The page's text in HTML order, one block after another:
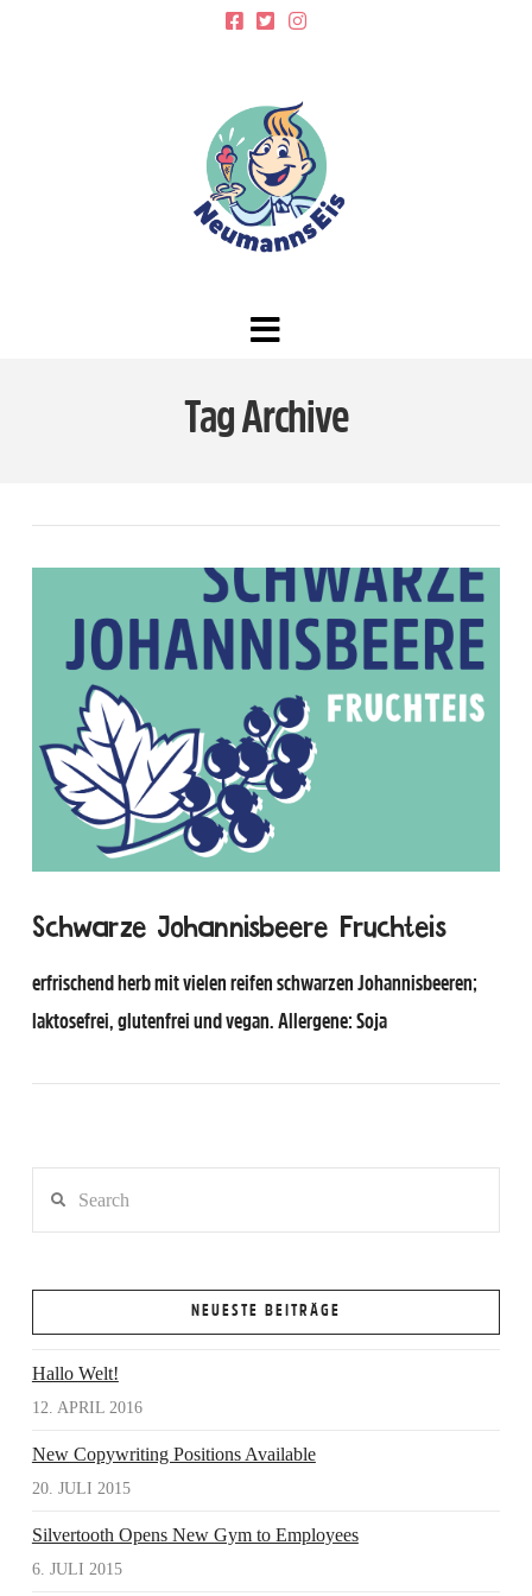
Navigation
Tag Archive
Schwarze Johannisbeere Fruchteis
erfrischend herb mit vielen reifen schwarzen Johannisbeeren;
laktosefrei, glutenfrei und vegan. Allergene: Soja
NEUESTE BEITRÄGE
Hallo Welt!
12. APRIL 2016
New Copywriting Positions Available
20. JULI 2015
Silvertooth Opens New Gym to Employees
6. JULI 2015